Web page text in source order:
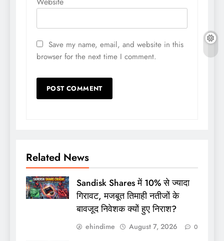
Save my name, email, and website in this
browser for the next time I comment.
Related News
Sandisk Shares में 10% से ज्यादा
गिरावट, मजबूत तिमाही नतीजों के
बावजूद निवेशक क्यों हुए निराश?
ehindime August 7, 2026 0